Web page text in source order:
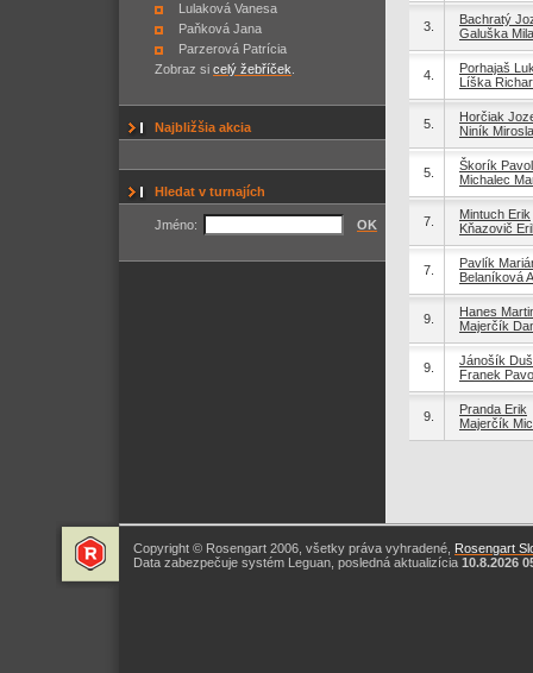
Lulaková Vanesa
Paňková Jana
Parzerová Patrícia
Zobraz si celý žebříček
Najbližšia akcia
Hledat v turnajích
Jméno: OK
3.
Bachratý
Galuška
4.
Porhajaš
Líška
5.
Horčiak
Niník
5.
Škorík Pavol
Michalec
7.
Mintuch Erik
Kňazovič
7.
Pavlík
Belaníková
9.
Hanes
Majerčík
9.
Jánošík
Franek
9.
Pranda Erik
Majerčík
Copyright © Rosengart 2006, všetky práva vyhradené, Rosengart
Data zabezpečuje systém Leguan, posledná aktualizícia 10.8.2026